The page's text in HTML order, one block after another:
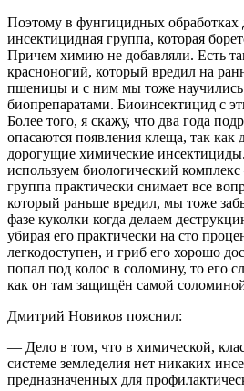
Поэтому в фунгицидных обработках
инсектицидная группа, которая
Причем химию не добавляли. Есть
красноногий, который вредил на
пшеницы и с ним мы тоже научились
биопрепаратами. Биоинсектицид с
Более того, я скажу, что два года
опасаются появления клеща, так
дорогущие химические
используем биологический
группа практически снимает все
который раньше вредил, мы тоже
фазе куколки когда делаем
убирая его практически на сто
легкодоступен, и гриб его хорошо
попал под колос в соломину, то его
как он там защищён самой
Дмитрий Новиков пояснил:
— Дело в том, что в химической,
системе земледелия нет никаких
предназначенных для